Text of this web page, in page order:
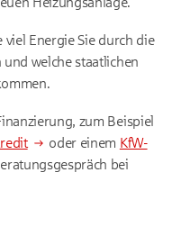
viel Energie Sie durch die
welche staatlichen
zum Beispiel
oder einem KfW-
bei